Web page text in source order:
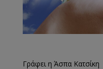
Γράφει η Άσπα Κατσίκη